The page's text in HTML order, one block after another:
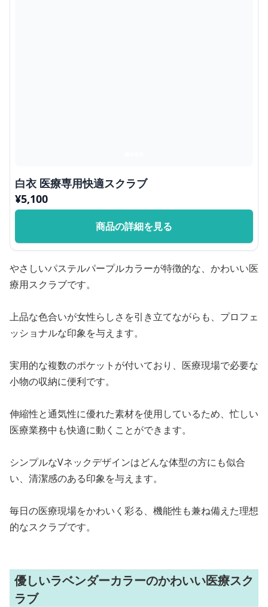
白衣 医療専用快適スクラブ
¥5,100
商品の詳細を見る
やさしいパステルパープルカラーが特徴的な、かわいい医
療用スクラブです。
上品な色合いが女性らしさを引き立てながらも、プロフェ
ッショナルな印象を与えます。
実用的な複数のポケットが付いており、医療現場で必要な
小物の収納に便利です。
伸縮性と通気性に優れた素材を使用しているため、忙しい
医療業務中も快適に動くことができます。
シンプルなVネックデザインはどんな体型の方にも似合
い、清潔感のある印象を与えます。
毎日の医療現場をかわいく彩る、機能性も兼ね備えた理想
的なスクラブです。
優しいラベンダーカラーのかわいい医療スク
ラブ